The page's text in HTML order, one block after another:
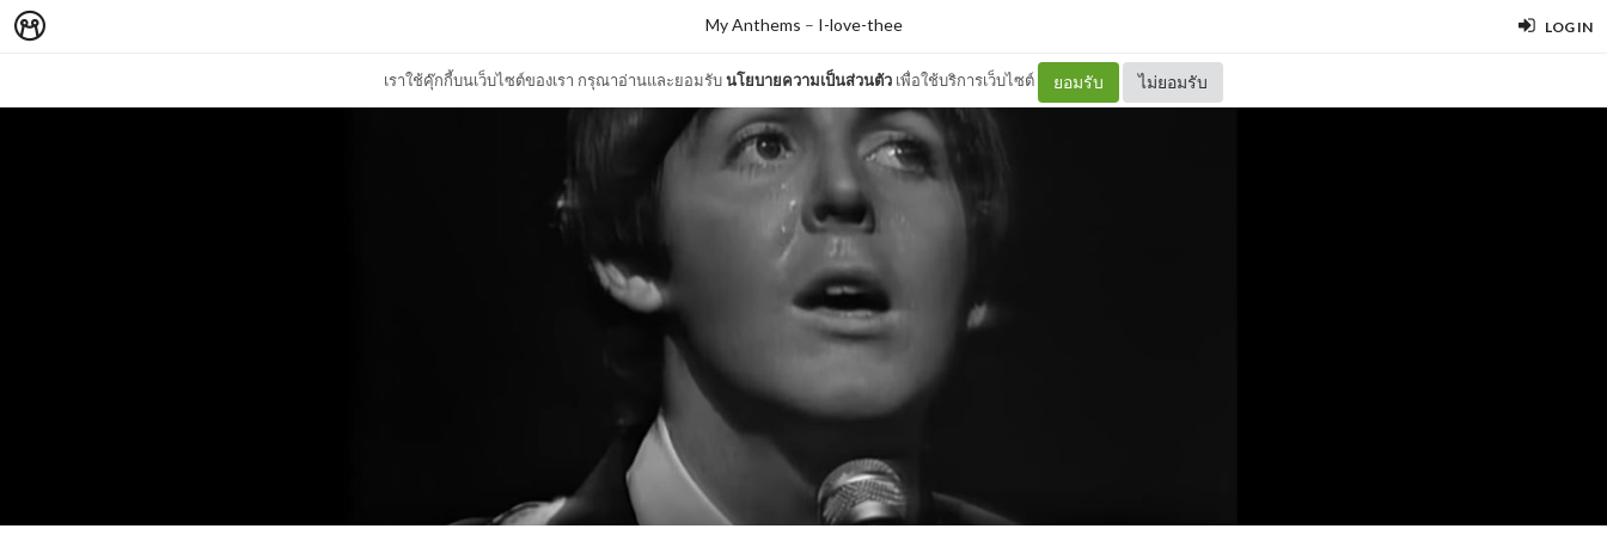
LOG IN
เราใช้คุ๊กกี้บนเว็บไซต์ของเรา กรุณาอ่านและยอมรับนโยบายความเป็นส่วนตัว เพื่อใช้บริการเว็บไซต์ ยอมรับ ไม่ยอมรับ
My Anthems – I-love-thee